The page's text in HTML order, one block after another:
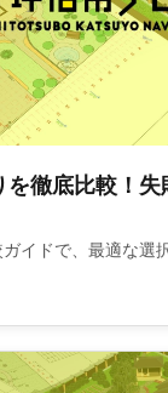
徹底比較！失
イドで、最適な選択